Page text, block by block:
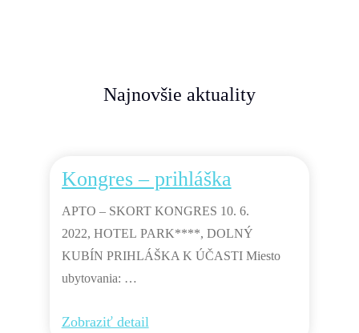
Najnovšie aktuality
Kongres – prihláška
APTO – SKORT KONGRES 10. 6.
2022, HOTEL PARK****, DOLNÝ
KUBÍN PRIHLÁŠKA K ÚČASTI Miesto
ubytovania: …
Zobraziť detail